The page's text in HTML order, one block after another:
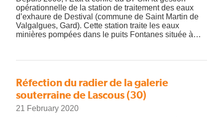
opérationnelle de la station de traitement des eaux
d’exhaure de Destival (commune de Saint Martin de
Valgalgues, Gard). Cette station traite les eaux
minières pompées dans le puits Fontanes située à…
Réfection du radier de la galerie
souterraine de Lascous (30)
21 February 2020